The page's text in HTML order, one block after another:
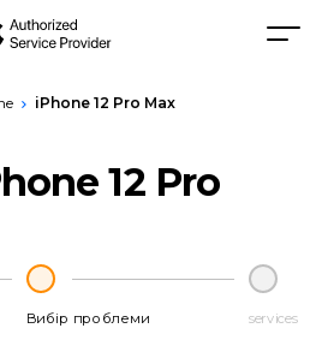
iPhone 12 Pro Max
12 Pro
Вибір проблеми services